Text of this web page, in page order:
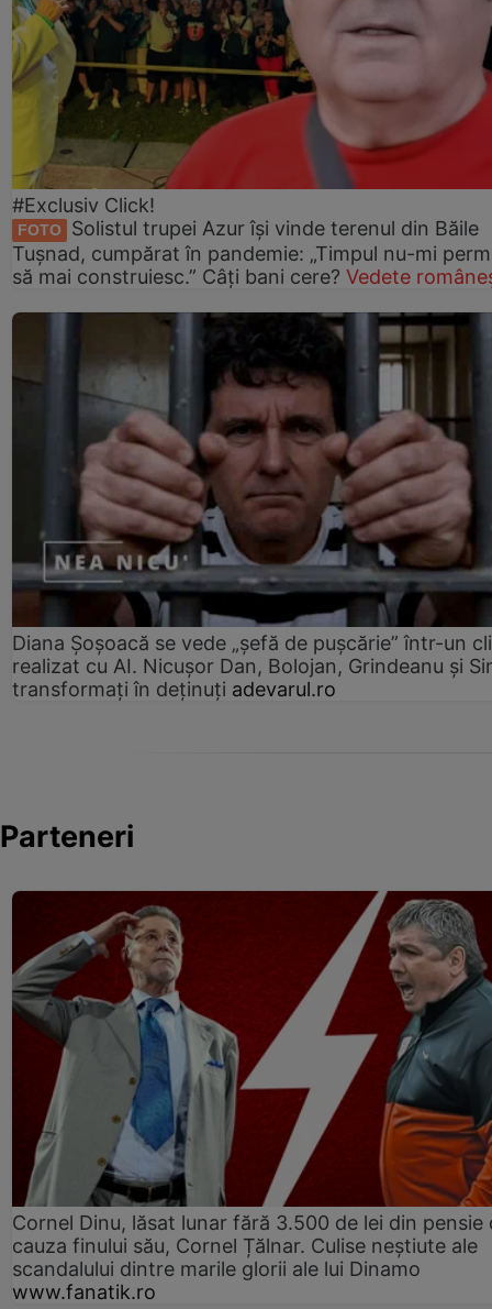
#Exclusiv Click!
FOTO
Solistul trupei Azur își vinde terenul din Băile
Tușnad, cumpărat în pandemie: „Timpul nu-mi
să mai construiesc.” Câți bani cere? Vedete
Diana Șoșoacă se vede „șefă de pușcărie” într-un
realizat cu AI. Nicușor Dan, Bolojan, Grindeanu și
transformați în deținuți adevarul.ro
Parteneri
Cornel Dinu, lăsat lunar fără 3.500 de lei din pensie
cauza finului său, Cornel Țălnar. Culise neștiute ale
scandalului dintre marile glorii ale lui Dinamo
www.fanatik.ro